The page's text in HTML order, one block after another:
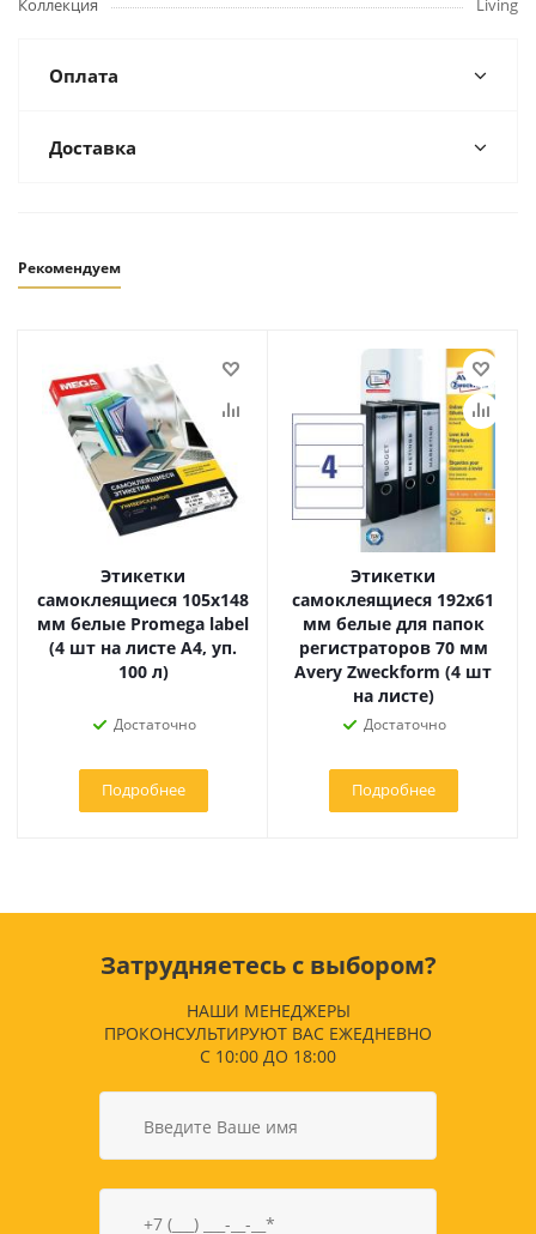
Коллекция Living
Оплата
Доставка
Рекомендуем
Этикетки
самоклеящиеся 105х148
мм белые Promega label
(4 шт на листе А4, уп.
100 л)
Достаточно
Подробнее
Этикетки
самоклеящиеся 192х61
мм белые для папок
регистраторов 70 мм
Avery Zweckform (4 шт
на листе)
Достаточно
Подробнее
Затрудняетесь с выбором?
НАШИ МЕНЕДЖЕРЫ
ПРОКОНСУЛЬТИРУЮТ ВАС ЕЖЕДНЕВНО
С 10:00 ДО 18:00